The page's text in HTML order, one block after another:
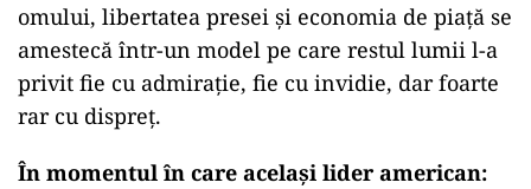
omului, libertatea presei și economia de piață se
amestecă într-un model pe care restul lumii l-a
privit fie cu admirație, fie cu invidie, dar foarte
rar cu dispreț.
În momentul în care același lider american: